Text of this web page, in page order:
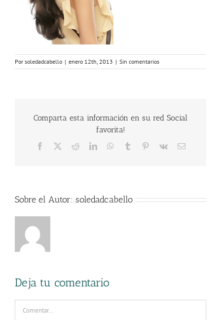
Por soledadcabello | enero 12th, 2013 | Sin comentarios
Comparta esta información en su red Social
favorita!
Facebook RedditLinkedInWhatsApp
Tumblr Pinterest
Vk
Correo
Sobre el Autor: soledadcabello
Deja tu comentario
Comentar